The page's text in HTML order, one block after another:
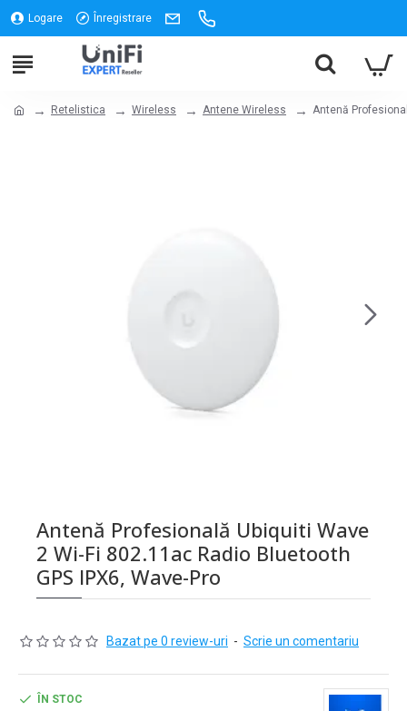
Logare Înregistrare
Retelistica Wireless Antene Wireless Antenă
Antenă Profesională Ubiquiti Wave
2 Wi-Fi 802.11ac Radio Bluetooth
GPS IPX6, Wave-Pro
Bazat pe 0 review-uri - Scrie un comentariu
ÎN STOC